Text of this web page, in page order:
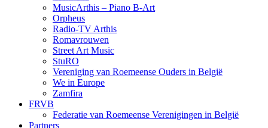
MusicArthis – Piano B-Art
Orpheus
Radio-TV Arthis
Romavrouwen
Street Art Music
StuRO
Vereniging van Roemeense Ouders in België
We in Europe
Zamfira
FRVB
Federatie van Roemeense Verenigingen in België
Partners